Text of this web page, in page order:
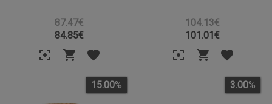
87.47€
84.85€
104.13€
101.01€
15.00% 3.00%